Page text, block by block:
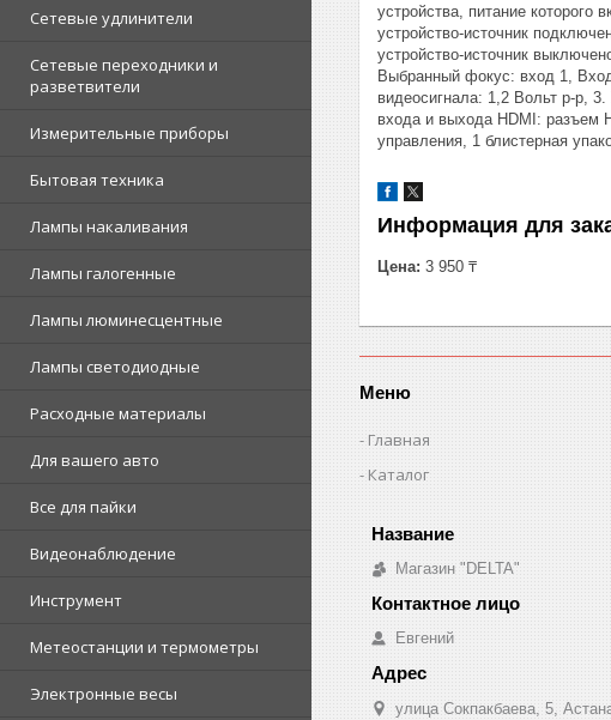
Сетевые удлинители
Сетевые переходники и
разветвители
Измерительные приборы
Бытовая техника
Лампы накаливания
Лампы галогенные
Лампы люминесцентные
Лампы светодиодные
Расходные материалы
Для вашего авто
Все для пайки
Видеонаблюдение
Инструмент
Метеостанции и термометры
Электронные весы
устройства, питание
устройство-источник
устройство-источник
Выбранный фокус: вход 1,
видеосигнала: 1,2 Вольт р-р,
входа и выхода HDMI: разъем
управления, 1 блистерная
Информация для
Цена: 3 950 ₸
Меню
Главная
Каталог
Магазин "DELTA"
Евгений
улица Сокпакбаева, 5,